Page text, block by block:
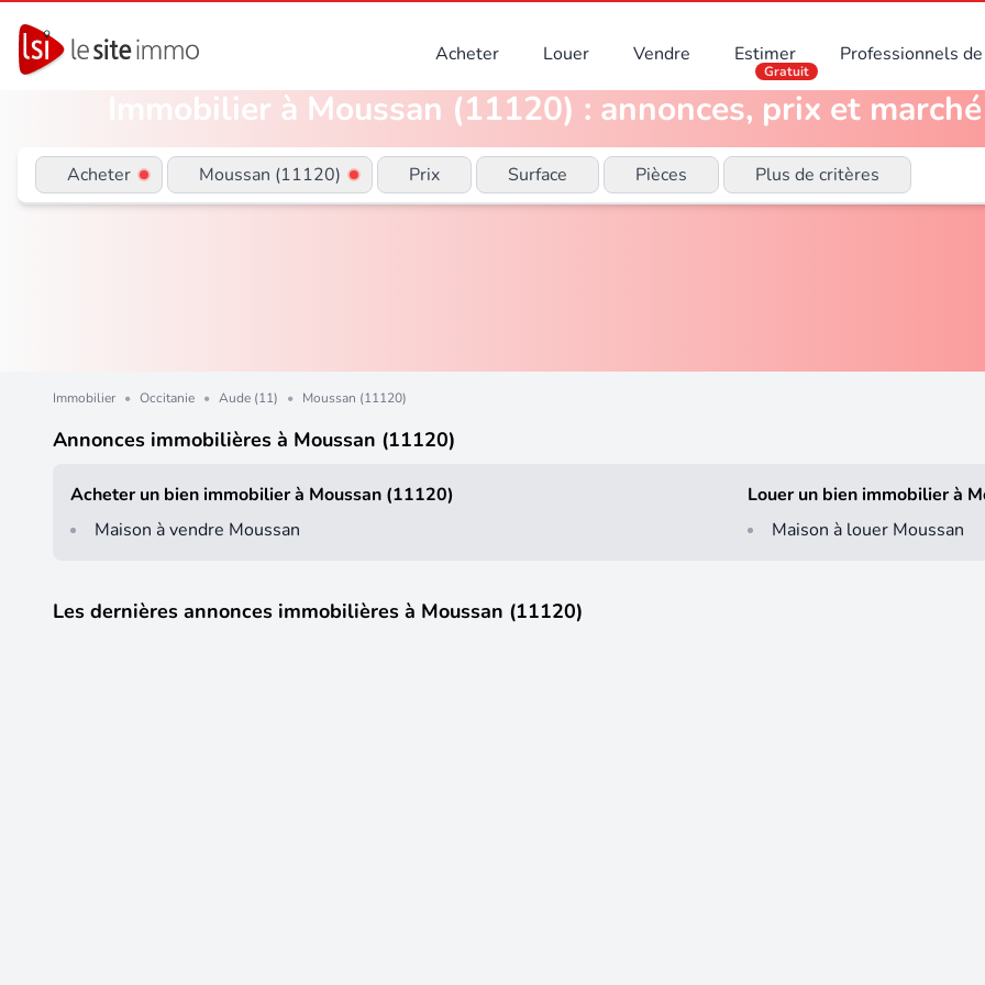
Acheter Louer Vendre Estimer
Gratuit
Professionnels
Immobilier à Moussan (11120) : annonces, prix et
Acheter Moussan (11120) Prix Surface Pièces Plus de critères
Immobilier • Occitanie • Aude (11) • Moussan (11120)
Annonces immobilières à Moussan (11120)
Acheter un bien immobilier à Moussan (11120)
Maison à vendre Moussan
Louer un bien immobilier à
Maison à louer Moussan
Les dernières annonces immobilières à Moussan (11120)